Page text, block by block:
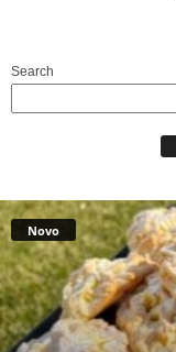
Search
Novo